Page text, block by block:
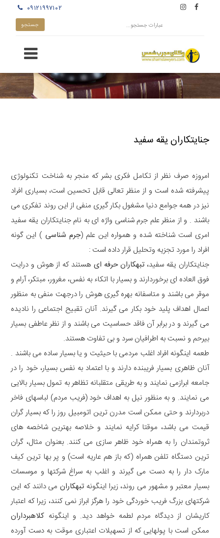
۰۹۱۲۱۹۹۷۱۰۲
جنایتکاران یقه سفید
امروزه صرف نظر از تکامل فکری بشر که منجر به شناخت تکنولوژی
پیشرفته شده است و از منظر تعالی قابل تحسین است، بسیاری افراد
نیز در همه جوامع دنیا مشغول بکار گیری منفی از این روند تفکری می
باشند . و از منظر علم جرم شناسی واژه ای به نام جنایتکاران یقه سفید
امری است شناخته شده و همواره این علم (جرم شناسی ) این گونه
افراد را مورد تجزیه وتحلیل قرار داده است :
جنایتکاران یقه سفید،تبهکاران حرفه ای هستند که از هوش و درایت
فوق العاده ای برخوردارند و بسیار با اتکاء به نفس، مغرور، مبتکر، آرام و
موقر می باشند و متاسفانه بهره گیری هوش را درجهت منفی به منظور
اعمال اهداف پلید خود بکار می گیرند. آنان تقبیح اجتماعی را نادیده
می گیرند و در برابر آن فاقد حساسیت می باشند و از نظر عاطفی بسیار
بیرحم و نسبت به اطرافیان سرد و بی تفاوت هستند.
طعمه اینگونه افراد اغلب مردمی با حیثیت و یا بسیار ساده می باشند .
آنان ظاهری بسیار فریبنده دارند و با اعتماد به نفس بسیار، خود را در
جامعه ابرازمی نمایند و به طریقی متقلبانه تظاهر به تمول بسیار بالایی
می نمایند. و به منظور نیل به اهداف خود (فریب مردم) لباسهای فاخر
دربردارند و حتی ممکن است مدرن ترین اتومبیل روز را که بسیار گران
قیمت می باشد، موقتا کرایه نمایند و خلاصه بهترین شاخصه های
ثروتمندان را به همراه خود ظاهر سازی می کنند. بعنوان مثال، گران
ترین دستگاه تلفن همراه (که باز هم عاریه است) و پر بها ترین کیف
مارک دار را به دست می گیرند و اغلب به سراغ شرکتها و موسسات
بسیار معتبر و مشهور می روند، زیرا اینگونه تبهکارانمی دانند که این
شرکتهای بزرگ فریب خوردگی خود را هرگز ابراز نمی کنند، زیرا که اعتبار
کاریشان از دیدگاه مردم لطمه خواهد دید. و اینگونه کلاهبرداران
ممکن است با پولهایی که از تسهیلات اعتباری موقت به دست آورده